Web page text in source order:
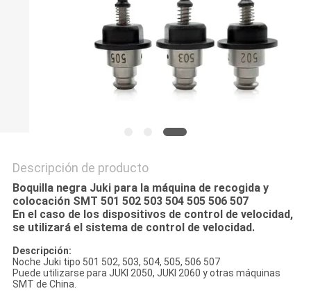
Descripción de producto
Boquilla negra Juki para la máquina de recogida y
colocación SMT 501 502 503 504 505 506 507
En el caso de los dispositivos de control de velocidad,
se utilizará el sistema de control de velocidad.
Descripción:
Noche Juki tipo 501 502, 503, 504, 505, 506 507
Puede utilizarse para JUKI 2050, JUKI 2060 y otras máquinas
SMT de China.